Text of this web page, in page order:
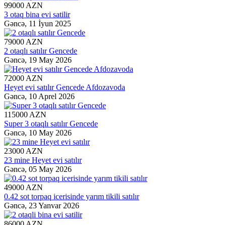
99000 AZN
3 otaq bina evi satilir
Gəncə, 11 İyun 2025
79000 AZN
2 otaqlı satılır Gencede
Gəncə, 19 May 2026
72000 AZN
Heyet evi satılır Gencede Afdozavoda
Gəncə, 10 Aprel 2026
115000 AZN
Super 3 otaqlı satılır Gencede
Gəncə, 10 May 2026
23000 AZN
23 mine Heyet evi satılır
Gəncə, 05 May 2026
49000 AZN
0.42 sot torpaq icerisinde yarım tikili satılır
Gəncə, 23 Yanvar 2026